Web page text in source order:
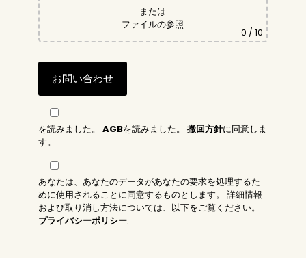
または
ファイルの参照
0 / 10
を読みました。AGBを読みました。撤回方針に同意しま
す。
あなたは、あなたのデータがあなたの要求を処理するた
めに使用されることに同意するものとします。 詳細情報
および取り消し方法については、以下をご覧ください。
プライバシーポリシー.